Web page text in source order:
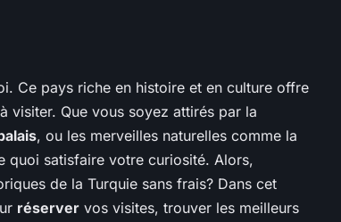
Ce pays riche en histoire et en culture offre
visiter. Que vous soyez attirés par la
, ou les merveilles naturelles comme la
quoi satisfaire votre curiosité. Alors,
de la Turquie sans frais? Dans cet
réserver vos visites, trouver les meilleurs